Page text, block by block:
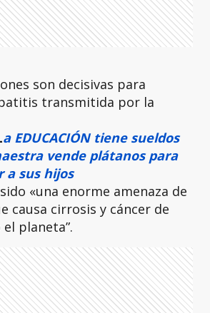
son decisivas para
transmitida por la
a EDUCACIÓN tiene sueldos
vende plátanos para
a sus hijos
«una enorme amenaza de
causa cirrosis y cáncer de
planeta”.